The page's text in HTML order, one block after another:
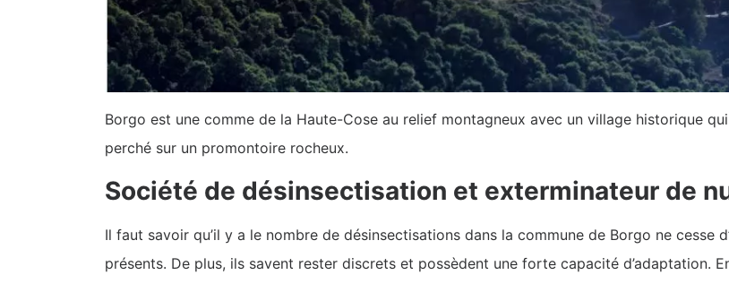
Borgo est une comme de la Haute-Cose au relief montagneux avec un village historique
perché sur un promontoire rocheux.
Société de désinsectisation et exterminateur de
Il faut savoir qu’il y a le nombre de désinsectisations dans la commune de Borgo ne cesse
présents. De plus, ils savent rester discrets et possèdent une forte capacité d’adaptation.